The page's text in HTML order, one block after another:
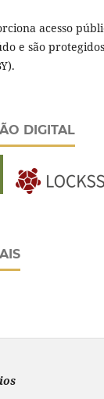
acesso
e são
DIGITAL